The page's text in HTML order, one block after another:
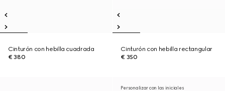
Cinturón con hebilla cuadrada
€ 380
Cinturón con hebilla rectangular
€ 350
Personalizar con las iniciales